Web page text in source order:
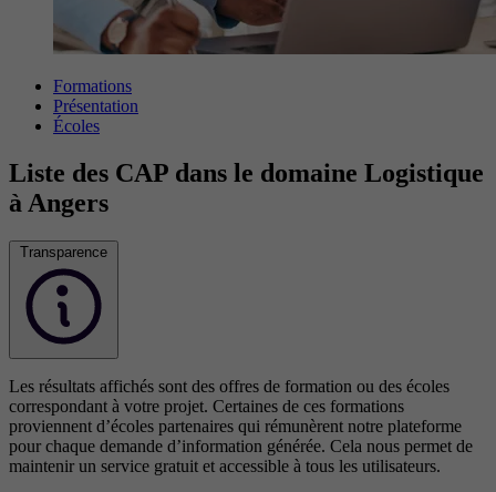
Formations
Présentation
Écoles
Liste des CAP dans le domaine Logistique
à Angers
Transparence
Les résultats affichés sont des offres de formation ou des écoles
correspondant à votre projet. Certaines de ces formations
proviennent d’écoles partenaires qui rémunèrent notre plateforme
pour chaque demande d’information générée. Cela nous permet de
maintenir un service gratuit et accessible à tous les utilisateurs.